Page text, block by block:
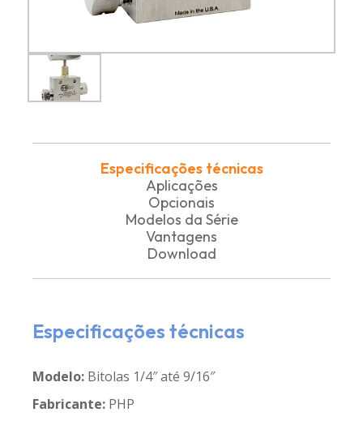
Especificações técnicas
Aplicações
Opcionais
Modelos da Série
Vantagens
Download
Especificações técnicas
Modelo: Bitolas 1/4″ até 9/16″
Fabricante: PHP